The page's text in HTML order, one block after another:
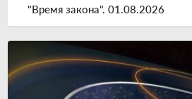
"Время закона". 01.08.2026